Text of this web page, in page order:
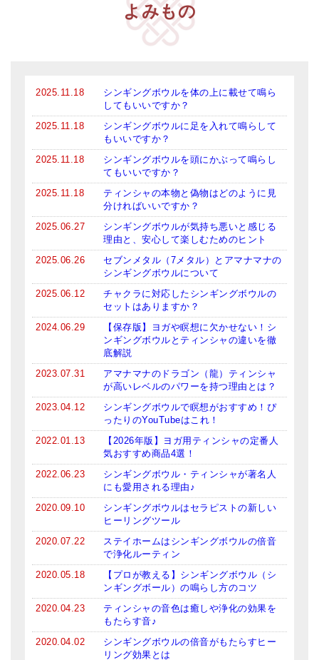
よみもの
2025.11.18
シンギングボウルを体の上に載せて鳴ら
してもいいですか？
2025.11.18
シンギングボウルに足を入れて鳴らして
もいいですか？
2025.11.18
シンギングボウルを頭にかぶって鳴らし
てもいいですか？
2025.11.18
ティンシャの本物と偽物はどのように見
分ければいいですか？
2025.06.27
シンギングボウルが気持ち悪いと感じる
理由と、安心して楽しむためのヒント
2025.06.26
セブンメタル（7メタル）とアマナマナの
シンギングボウルについて
2025.06.12
チャクラに対応したシンギングボウルの
セットはありますか？
2024.06.29
【保存版】ヨガや瞑想に欠かせない！シ
ンギングボウルとティンシャの違いを徹
底解説
2023.07.31
アマナマナのドラゴン（龍）ティンシャ
が高いレベルのパワーを持つ理由とは？
2023.04.12
シンギングボウルで瞑想がおすすめ！ぴ
ったりのYouTubeはこれ！
2022.01.13
【2026年版】ヨガ用ティンシャの定番人
気おすすめ商品4選！
2022.06.23
シンギングボウル・ティンシャが著名人
にも愛用される理由♪
2020.09.10
シンギングボウルはセラピストの新しい
ヒーリングツール
2020.07.22
ステイホームはシンギングボウルの倍音
で浄化ルーティン
2020.05.18
【プロが教える】シンギングボウル（シ
ンギングボール）の鳴らし方のコツ
2020.04.23
ティンシャの音色は癒しや浄化の効果を
もたらす音♪
2020.04.02
シンギングボウルの倍音がもたらすヒー
リング効果とは